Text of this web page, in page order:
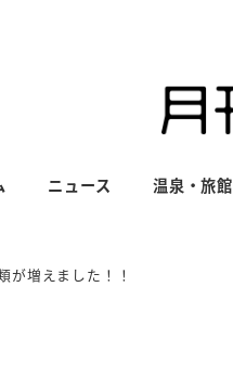
ニュース 温泉・旅館
が増えました！！